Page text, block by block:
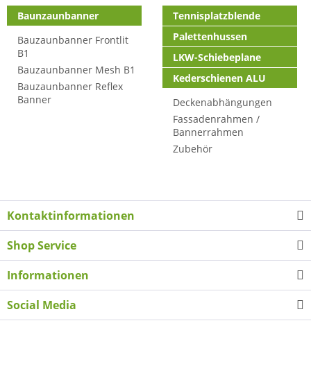
Baunzaunbanner
Bauzaunbanner Frontlit
B1
Bauzaunbanner Mesh B1
Bauzaunbanner Reflex
Banner
Tennisplatzblende
Palettenhussen
LKW-Schiebeplane
Kederschienen ALU
Deckenabhängungen
Fassadenrahmen /
Bannerrahmen
Zubehör
Kontaktinformationen
Shop Service
Informationen
Social Media